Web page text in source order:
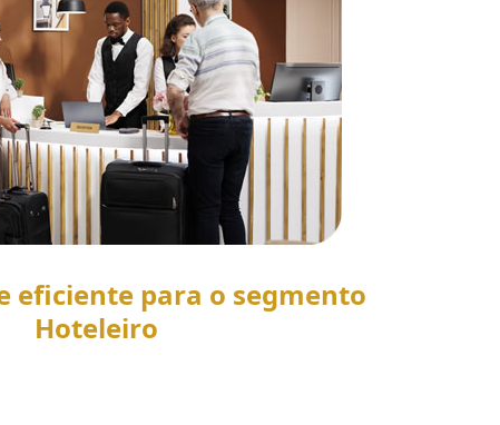
eficiente para o segmento
Hoteleiro